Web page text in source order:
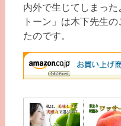
内外で生じてしまっ
トーン」は木下先生
たのです。